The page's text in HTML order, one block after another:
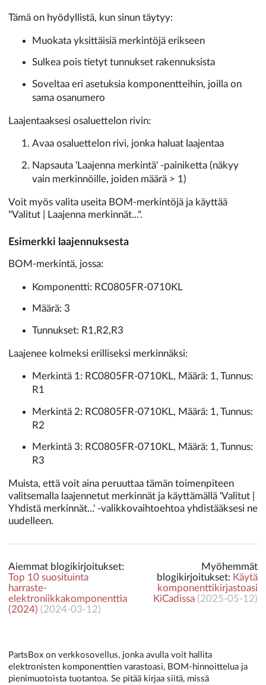
Tämä on hyödyllistä, kun sinun täytyy:
Muokata yksittäisiä merkintöjä erikseen
Sulkea pois tietyt tunnukset rakennuksista
Soveltaa eri asetuksia komponentteihin, joilla on
sama osanumero
Laajentaaksesi osaluettelon rivin:
Avaa osaluettelon rivi, jonka haluat laajentaa
Napsauta 'Laajenna merkintä' -painiketta (näkyy
vain merkinnöille, joiden määrä > 1)
Voit myös valita useita BOM-merkintöjä ja käyttää
"Valitut | Laajenna merkinnät...".
Esimerkki laajennuksesta
BOM-merkintä, jossa:
Komponentti: RC0805FR-0710KL
Määrä: 3
Tunnukset: R1,R2,R3
Laajenee kolmeksi erilliseksi merkinnäksi:
Merkintä 1: RC0805FR-0710KL, Määrä: 1, Tunnus:
R1
Merkintä 2: RC0805FR-0710KL, Määrä: 1, Tunnus:
R2
Merkintä 3: RC0805FR-0710KL, Määrä: 1, Tunnus:
R3
Muista, että voit aina peruuttaa tämän toimenpiteen
valitsemalla laajennetut merkinnät ja käyttämällä 'Valitut |
Yhdistä merkinnät...' -valikkovaihtoehtoa yhdistääksesi ne
uudelleen.
Aiemmat blogikirjoitukset:
Top 10 suosituinta
harraste-
elektroniikkakomponenttia
(2024) (2024-03-12)
Myöhemmät
blogikirjoitukset: Käytä
komponenttikirjastoasi
KiCadissa (2025-05-12)
PartsBox on verkkosovellus, jonka avulla voit hallita
elektronisten komponenttien varastoasi, BOM-hinnoittelua ja
pienimuotoista tuotantoa. Se pitää kirjaa siitä, missä